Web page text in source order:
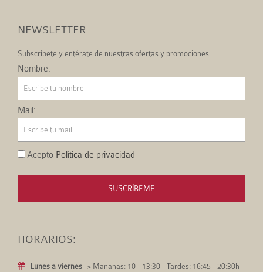
NEWSLETTER
Subscríbete y entérate de nuestras ofertas y promociones.
Nombre:
Mail:
Acepto Política de privacidad
SUSCRÍBEME
HORARIOS:
Lunes a viernes -> Mañanas: 10 - 13:30 - Tardes: 16:45 - 20:30h